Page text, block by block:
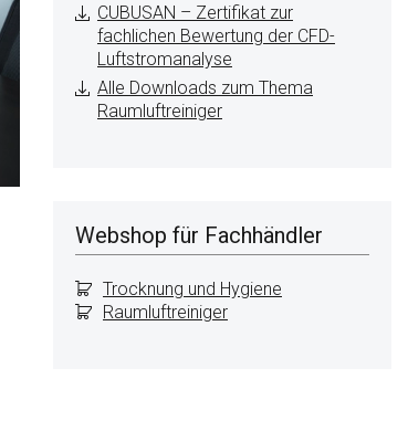
CUBUSAN – Zertifikat zur
fachlichen Bewertung der CFD-
Luftstromanalyse
Alle Downloads zum Thema
Raumluftreiniger
Webshop für Fachhändler
Trocknung und Hygiene
Raumluftreiniger